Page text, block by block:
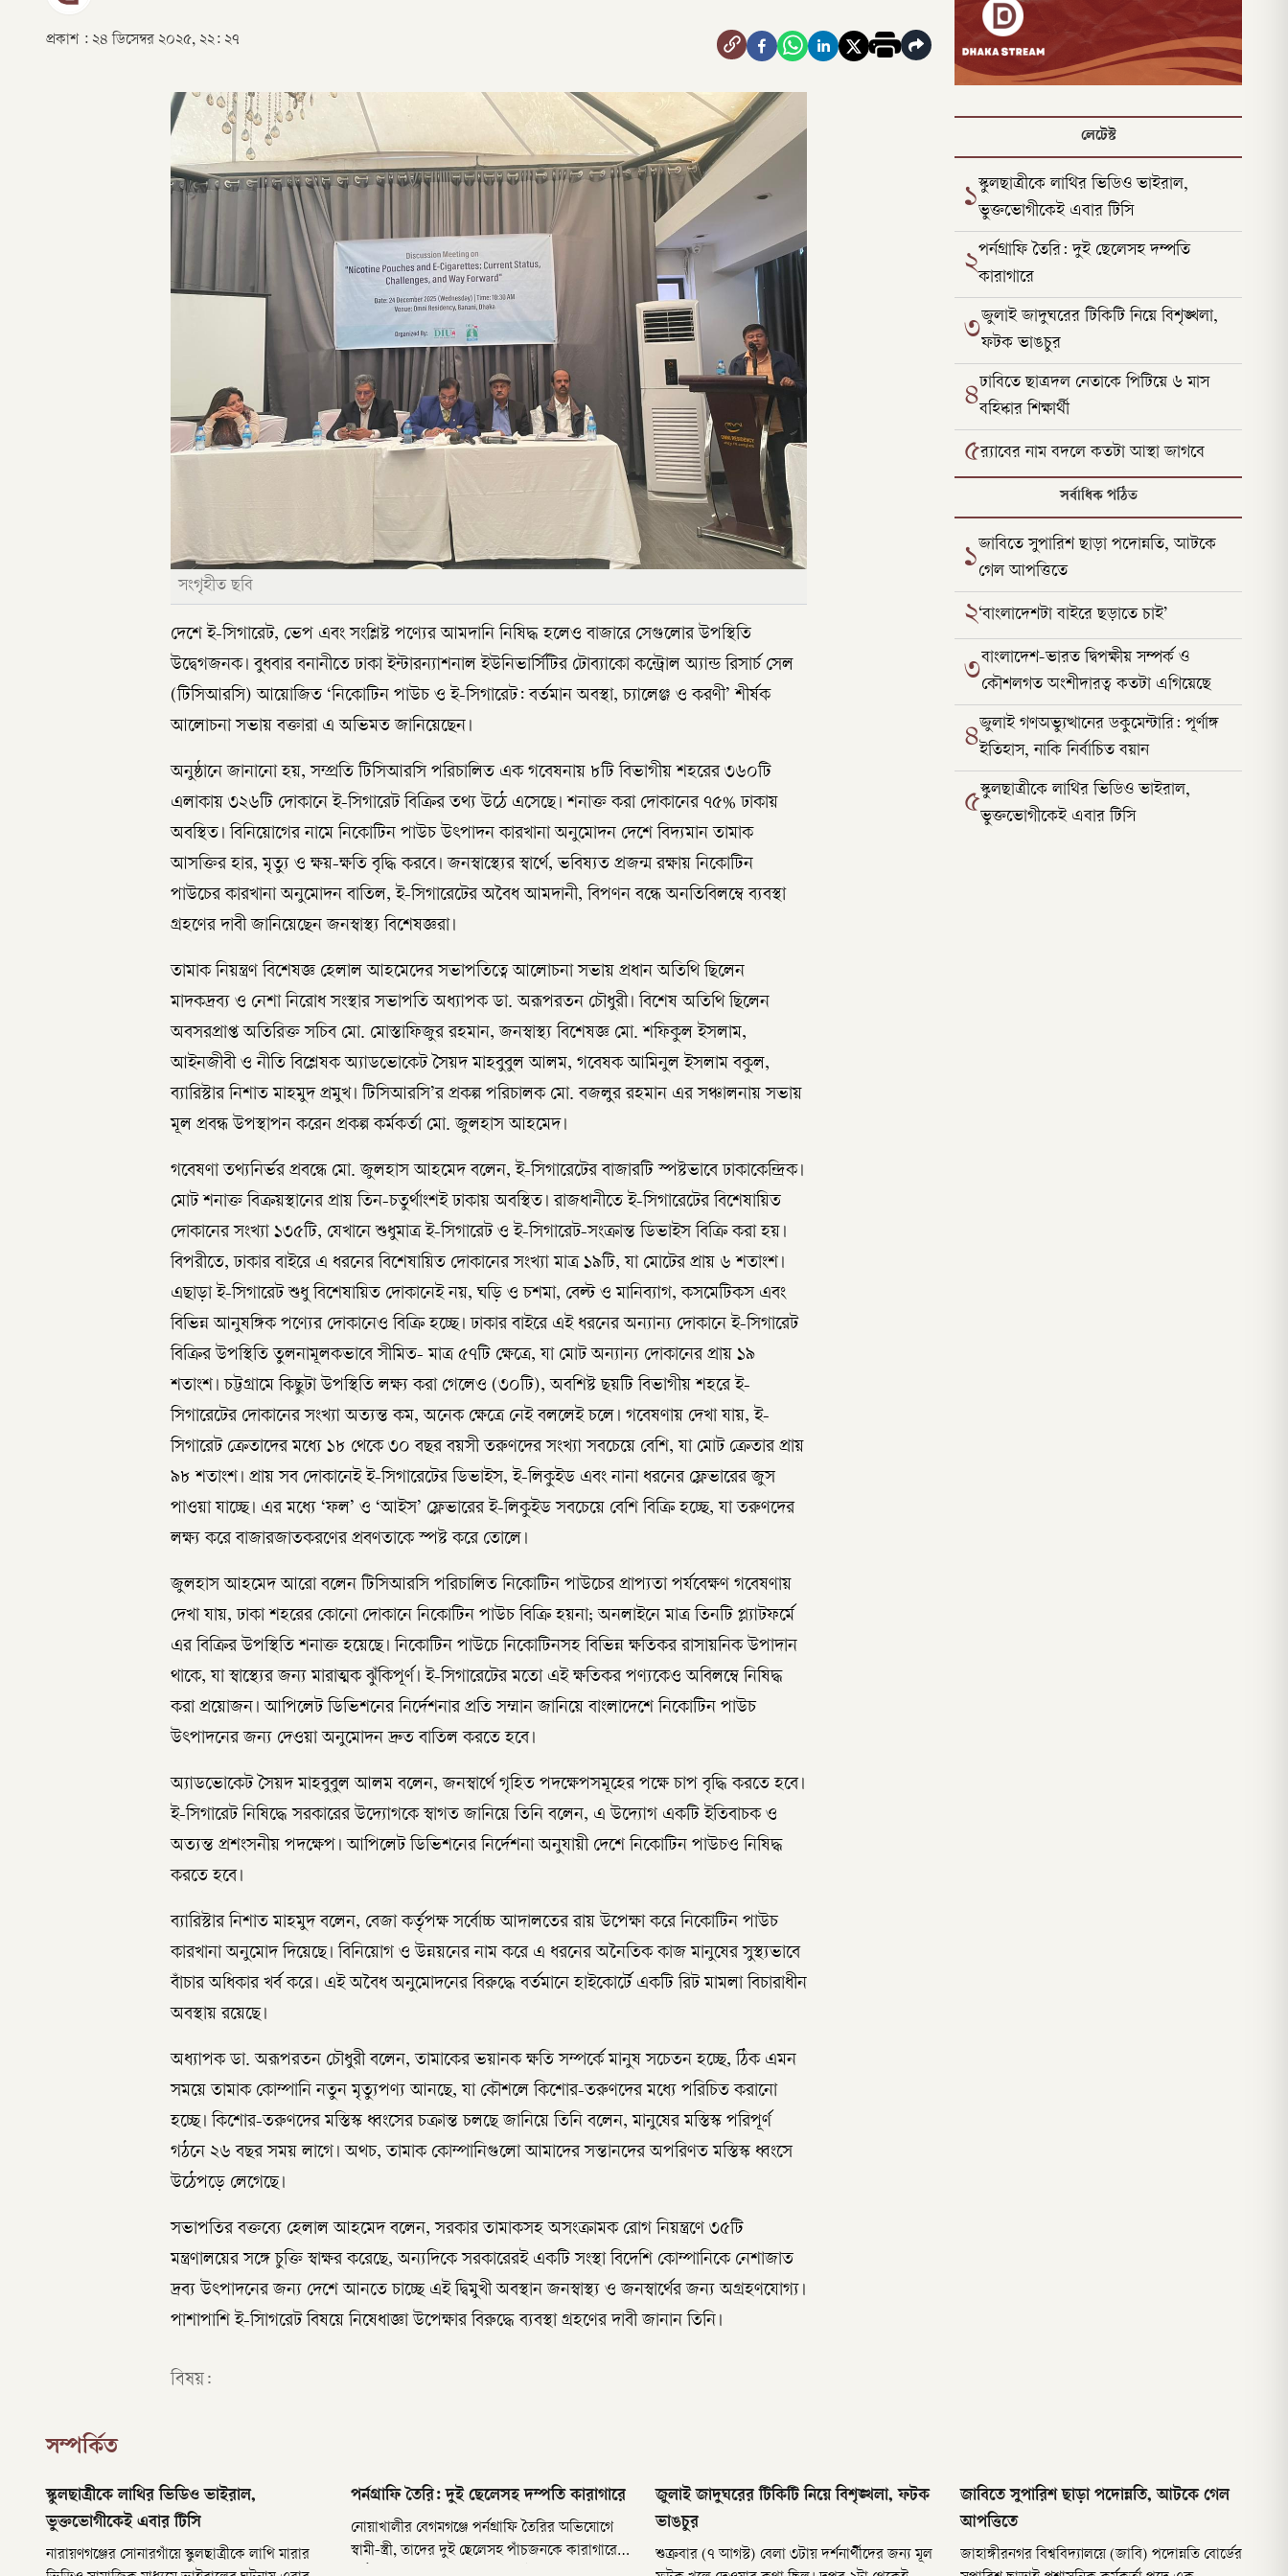
প্রকাশ : ২৪ ডিসেম্বর ২০২৫, ২২: ২৭
সংগৃহীত ছবি
দেশে ই-সিগারেট, ভেপ এবং সংশ্লিষ্ট পণ্যের আমদানি নিষিদ্ধ হলেও বাজারে সেগুলোর উপস্থিতি
উদ্বেগজনক। বুধবার বনানীতে ঢাকা ইন্টারন্যাশনাল ইউনিভার্সিটির টোব্যাকো কন্ট্রোল অ্যান্ড রিসার্চ সেল
(টিসিআরসি) আয়োজিত ‘নিকোটিন পাউচ ও ই-সিগারেট: বর্তমান অবস্থা, চ্যালেঞ্জ ও করণী’ শীর্ষক
আলোচনা সভায় বক্তারা এ অভিমত জানিয়েছেন।
অনুষ্ঠানে জানানো হয়, সম্প্রতি টিসিআরসি পরিচালিত এক গবেষনায় ৮টি বিভাগীয় শহরের ৩৬০টি
এলাকায় ৩২৬টি দোকানে ই-সিগারেট বিক্রির তথ্য উঠে এসেছে। শনাক্ত করা দোকানের ৭৫% ঢাকায়
অবস্থিত। বিনিয়োগের নামে নিকোটিন পাউচ উৎপাদন কারখানা অনুমোদন দেশে বিদ্যমান তামাক
আসক্তির হার, মৃত্যু ও ক্ষয়-ক্ষতি বৃদ্ধি করবে। জনস্বাস্থ্যের স্বার্থে, ভবিষ্যত প্রজন্ম রক্ষায় নিকোটিন
পাউচের কারখানা অনুমোদন বাতিল, ই-সিগারেটের অবৈধ আমদানী, বিপণন বন্ধে অনতিবিলম্বে ব্যবস্থা
গ্রহণের দাবী জানিয়েছেন জনস্বাস্থ্য বিশেষজ্ঞরা।
তামাক নিয়ন্ত্রণ বিশেষজ্ঞ হেলাল আহমেদের সভাপতিত্বে আলোচনা সভায় প্রধান অতিথি ছিলেন
মাদকদ্রব্য ও নেশা নিরোধ সংস্থার সভাপতি অধ্যাপক ডা. অরূপরতন চৌধুরী। বিশেষ অতিথি ছিলেন
অবসরপ্রাপ্ত অতিরিক্ত সচিব মো. মোস্তাফিজুর রহমান, জনস্বাস্থ্য বিশেষজ্ঞ মো. শফিকুল ইসলাম,
আইনজীবী ও নীতি বিশ্লেষক অ্যাডভোকেট সৈয়দ মাহবুবুল আলম, গবেষক আমিনুল ইসলাম বকুল,
ব্যারিস্টার নিশাত মাহমুদ প্রমুখ। টিসিআরসি’র প্রকল্প পরিচালক মো. বজলুর রহমান এর সঞ্চালনায় সভায়
মূল প্রবন্ধ উপস্থাপন করেন প্রকল্প কর্মকর্তা মো. জুলহাস আহমেদ।
গবেষণা তথ্যনির্ভর প্রবন্ধে মো. জুলহাস আহমেদ বলেন, ই-সিগারেটের বাজারটি স্পষ্টভাবে ঢাকাকেন্দ্রিক।
মোট শনাক্ত বিক্রয়স্থানের প্রায় তিন-চতুর্থাংশই ঢাকায় অবস্থিত। রাজধানীতে ই-সিগারেটের বিশেষায়িত
দোকানের সংখ্যা ১৩৫টি, যেখানে শুধুমাত্র ই-সিগারেট ও ই-সিগারেট-সংক্রান্ত ডিভাইস বিক্রি করা হয়।
বিপরীতে, ঢাকার বাইরে এ ধরনের বিশেষায়িত দোকানের সংখ্যা মাত্র ১৯টি, যা মোটের প্রায় ৬ শতাংশ।
এছাড়া ই-সিগারেট শুধু বিশেষায়িত দোকানেই নয়, ঘড়ি ও চশমা, বেল্ট ও মানিব্যাগ, কসমেটিকস এবং
বিভিন্ন আনুষঙ্গিক পণ্যের দোকানেও বিক্রি হচ্ছে। ঢাকার বাইরে এই ধরনের অন্যান্য দোকানে ই-সিগারেট
বিক্রির উপস্থিতি তুলনামূলকভাবে সীমিত- মাত্র ৫৭টি ক্ষেত্রে, যা মোট অন্যান্য দোকানের প্রায় ১৯
শতাংশ। চট্টগ্রামে কিছুটা উপস্থিতি লক্ষ্য করা গেলেও (৩০টি), অবশিষ্ট ছয়টি বিভাগীয় শহরে ই-
সিগারেটের দোকানের সংখ্যা অত্যন্ত কম, অনেক ক্ষেত্রে নেই বললেই চলে। গবেষণায় দেখা যায়, ই-
সিগারেট ক্রেতাদের মধ্যে ১৮ থেকে ৩০ বছর বয়সী তরুণদের সংখ্যা সবচেয়ে বেশি, যা মোট ক্রেতার প্রায়
৯৮ শতাংশ। প্রায় সব দোকানেই ই-সিগারেটের ডিভাইস, ই-লিকুইড এবং নানা ধরনের ফ্লেভারের জুস
পাওয়া যাচ্ছে। এর মধ্যে ‘ফল’ ও ‘আইস’ ফ্লেভারের ই-লিকুইড সবচেয়ে বেশি বিক্রি হচ্ছে, যা তরুণদের
লক্ষ্য করে বাজারজাতকরণের প্রবণতাকে স্পষ্ট করে তোলে।
জুলহাস আহমেদ আরো বলেন টিসিআরসি পরিচালিত নিকোটিন পাউচের প্রাপ্যতা পর্যবেক্ষণ গবেষণায়
দেখা যায়, ঢাকা শহরের কোনো দোকানে নিকোটিন পাউচ বিক্রি হয়না; অনলাইনে মাত্র তিনটি প্ল্যাটফর্মে
এর বিক্রির উপস্থিতি শনাক্ত হয়েছে। নিকোটিন পাউচে নিকোটিনসহ বিভিন্ন ক্ষতিকর রাসায়নিক উপাদান
থাকে, যা স্বাস্থ্যের জন্য মারাত্মক ঝুঁকিপূর্ণ। ই-সিগারেটের মতো এই ক্ষতিকর পণ্যকেও অবিলম্বে নিষিদ্ধ
করা প্রয়োজন। আপিলেট ডিভিশনের নির্দেশনার প্রতি সম্মান জানিয়ে বাংলাদেশে নিকোটিন পাউচ
উৎপাদনের জন্য দেওয়া অনুমোদন দ্রুত বাতিল করতে হবে।
অ্যাডভোকেট সৈয়দ মাহবুবুল আলম বলেন, জনস্বার্থে গৃহিত পদক্ষেপসমূহের পক্ষে চাপ বৃদ্ধি করতে হবে।
ই-সিগারেট নিষিদ্ধে সরকারের উদ্যোগকে স্বাগত জানিয়ে তিনি বলেন, এ উদ্যোগ একটি ইতিবাচক ও
অত্যন্ত প্রশংসনীয় পদক্ষেপ। আপিলেট ডিভিশনের নির্দেশনা অনুযায়ী দেশে নিকোটিন পাউচও নিষিদ্ধ
করতে হবে।
ব্যারিস্টার নিশাত মাহমুদ বলেন, বেজা কর্তৃপক্ষ সর্বোচ্চ আদালতের রায় উপেক্ষা করে নিকোটিন পাউচ
কারখানা অনুমোদ দিয়েছে। বিনিয়োগ ও উন্নয়নের নাম করে এ ধরনের অনৈতিক কাজ মানুষের সুস্থ্যভাবে
বাঁচার অধিকার খর্ব করে। এই অবৈধ অনুমোদনের বিরুদ্ধে বর্তমানে হাইকোর্টে একটি রিট মামলা বিচারাধীন
অবস্থায় রয়েছে।
অধ্যাপক ডা. অরূপরতন চৌধুরী বলেন, তামাকের ভয়ানক ক্ষতি সম্পর্কে মানুষ সচেতন হচ্ছে, ঠিক এমন
সময়ে তামাক কোম্পানি নতুন মৃত্যুপণ্য আনছে, যা কৌশলে কিশোর-তরুণদের মধ্যে পরিচিত করানো
হচ্ছে। কিশোর-তরুণদের মস্তিস্ক ধ্বংসের চক্রান্ত চলছে জানিয়ে তিনি বলেন, মানুষের মস্তিস্ক পরিপূর্ণ
গঠনে ২৬ বছর সময় লাগে। অথচ, তামাক কোম্পানিগুলো আমাদের সন্তানদের অপরিণত মস্তিস্ক ধ্বংসে
উঠেপড়ে লেগেছে।
সভাপতির বক্তব্যে হেলাল আহমেদ বলেন, সরকার তামাকসহ অসংক্রামক রোগ নিয়ন্ত্রণে ৩৫টি
মন্ত্রণালয়ের সঙ্গে চুক্তি স্বাক্ষর করেছে, অন্যদিকে সরকারেরই একটি সংস্থা বিদেশি কোম্পানিকে নেশাজাত
দ্রব্য উৎপাদনের জন্য দেশে আনতে চাচ্ছে এই দ্বিমুখী অবস্থান জনস্বাস্থ্য ও জনস্বার্থের জন্য অগ্রহণযোগ্য।
পাশাপাশি ই-সিাগরেট বিষয়ে নিষেধাজ্ঞা উপেক্ষার বিরুদ্ধে ব্যবস্থা গ্রহণের দাবী জানান তিনি।
বিষয়:
লেটেস্ট
১স্কুলছাত্রীকে লাথির ভিডিও ভাইরাল,
ভুক্তভোগীকেই এবার টিসি
২পর্নগ্রাফি তৈরি: দুই ছেলেসহ দম্পতি
কারাগারে
৩জুলাই জাদুঘরের টিকিটি নিয়ে বিশৃঙ্খলা,
ফটক ভাঙচুর
৪ঢাবিতে ছাত্রদল নেতাকে পিটিয়ে ৬ মাস
বহিষ্কার শিক্ষার্থী
৫র‌্যাবের নাম বদলে কতটা আস্থা জাগবে
সর্বাধিক পঠিত
১জাবিতে সুপারিশ ছাড়া পদোন্নতি, আটকে
গেল আপত্তিতে
২‘বাংলাদেশটা বাইরে ছড়াতে চাই’
৩বাংলাদেশ-ভারত দ্বিপক্ষীয় সম্পর্ক ও
কৌশলগত অংশীদারত্ব কতটা এগিয়েছে
৪জুলাই গণঅভ্যুত্থানের ডকুমেন্টারি: পূর্ণাঙ্গ
ইতিহাস, নাকি নির্বাচিত বয়ান
৫স্কুলছাত্রীকে লাথির ভিডিও ভাইরাল,
ভুক্তভোগীকেই এবার টিসি
সম্পর্কিত
স্কুলছাত্রীকে লাথির ভিডিও ভাইরাল,
ভুক্তভোগীকেই এবার টিসি
নারায়ণগঞ্জের সোনারগাঁয়ে স্কুলছাত্রীকে লাথি মারার
পর্নগ্রাফি তৈরি: দুই ছেলেসহ দম্পতি কারাগারে
নোয়াখালীর বেগমগঞ্জে পর্নগ্রাফি তৈরির অভিযোগে
স্বামী-স্ত্রী, তাদের দুই ছেলেসহ পাঁচজনকে কারাগারে
জুলাই জাদুঘরের টিকিটি নিয়ে বিশৃঙ্খলা, ফটক
ভাঙচুর
শুক্রবার (৭ আগস্ট) বেলা ৩টায় দর্শনার্থীদের জন্য মূল
জাবিতে সুপারিশ ছাড়া পদোন্নতি, আটকে গেল
আপত্তিতে
জাহাঙ্গীরনগর বিশ্ববিদ্যালয়ে (জাবি) পদোন্নতি বোর্ডের